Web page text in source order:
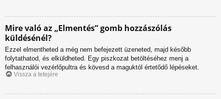
Mire való az „Elmentés” gomb hozzászólás
küldésénél?
Ezzel elmentheted a még nem befejezett üzeneted, majd később
folytathatod, és elküldheted. Egy piszkozat betöltéséhez menj a
felhasználói vezérlőpultra és kövesd a maguktól értetődő lépéseket.
Vissza a tetejére